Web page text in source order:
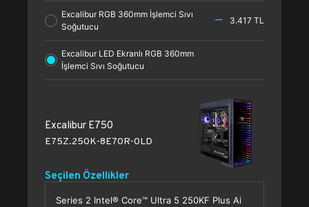
Excalibur RGB 360mm İşlemci Sıvı
Soğutucu
3.417 TL
Excalibur LED Ekranlı RGB 360mm
İşlemci Sıvı Soğutucu
Excalibur E750
E75Z.250K-8E70R-0LD
Seçilen Özellikler
Series 2 Intel® Core™ Ultra 5 250KF Plus Ai